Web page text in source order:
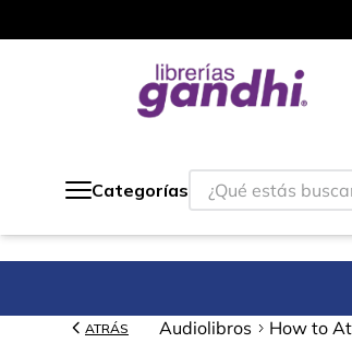
Categorías
¿Qué estás
ATRÁS Audiolibros How to